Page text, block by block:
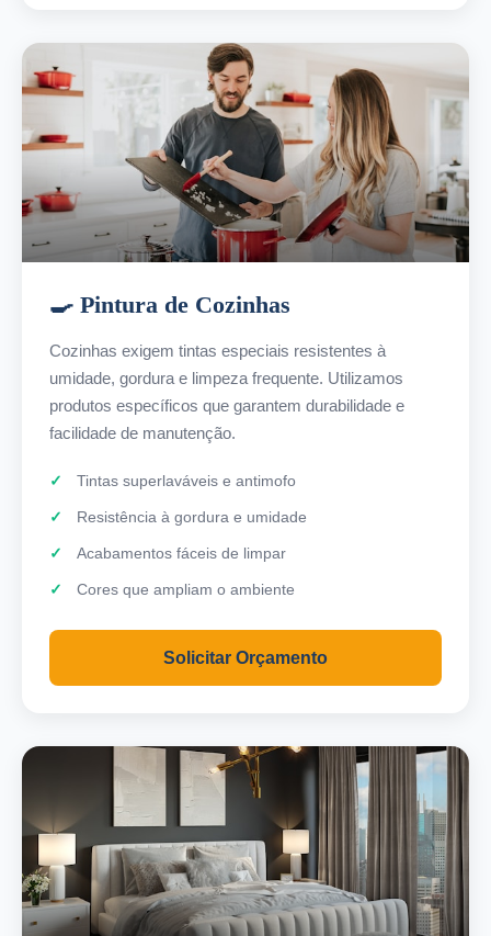
🍳 Pintura de Cozinhas
Cozinhas exigem tintas especiais resistentes à
umidade, gordura e limpeza frequente. Utilizamos
produtos específicos que garantem durabilidade e
facilidade de manutenção.
Tintas superlaváveis e antimofo
Resistência à gordura e umidade
Acabamentos fáceis de limpar
Cores que ampliam o ambiente
Solicitar Orçamento